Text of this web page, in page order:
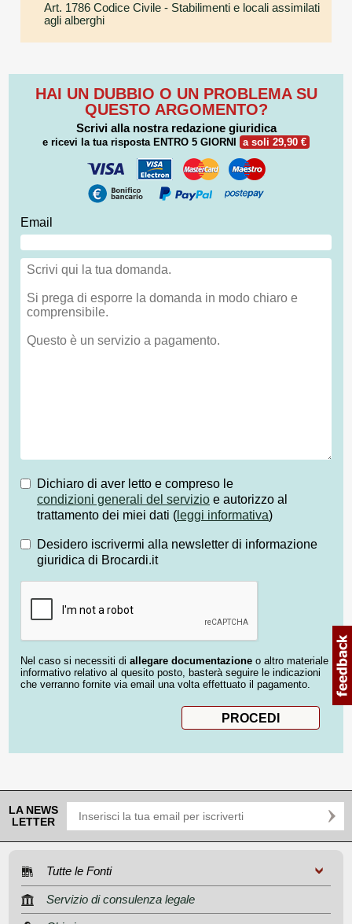
Art. 1786 Codice Civile - Stabilimenti e locali assimilati
agli alberghi
HAI UN DUBBIO O UN PROBLEMA SU
QUESTO ARGOMENTO?
Scrivi alla nostra redazione giuridica
e ricevi la tua risposta ENTRO 5 GIORNI a soli 29,90 €
Email
Dichiaro di aver letto e compreso le
condizioni generali del servizio e autorizzo al
trattamento dei miei dati ( leggi informativa)
Desidero iscrivermi alla newsletter di informazione
giuridica di Brocardi.it
Nel caso si necessiti di allegare documentazione o altro materiale
informativo relativo al quesito posto, basterà seguire le indicazioni
che verranno fornite via email una volta effettuato il pagamento.
LA NEWS
LETTER
Tutte le Fonti
Servizio di consulenza legale